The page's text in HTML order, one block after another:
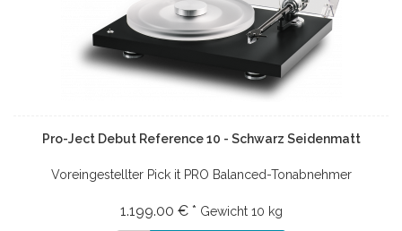
Pro-Ject Debut Reference 10 - Schwarz Seidenmatt
Voreingestellter Pick it PRO Balanced-Tonabnehmer
1.199.00 € * Gewicht 10 kg